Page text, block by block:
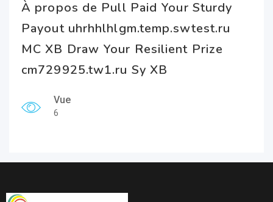
À propos de Pull Paid Your Sturdy
Payout uhrhhlhlgm.temp.swtest.ru
MC XB Draw Your Resilient Prize
cm729925.tw1.ru Sy XB
Vue
6